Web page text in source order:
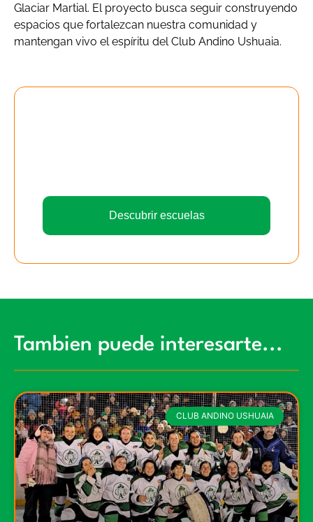
Glaciar Martial. El proyecto busca seguir construyendo
espacios que fortalezcan nuestra comunidad y
mantengan vivo el espíritu del Club Andino Ushuaia.
Descubrir escuelas
Tambien puede interesarte...
CLUB ANDINO USHUAIA